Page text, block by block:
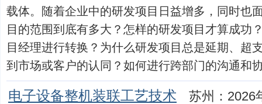
载体。随着企业中的研发项目日益增多，同时也
目的范围到底有多大？怎样的研发项目才算成功
目经理进行转换？为什么研发项目总是延期、超
到市场或客户的认同？如何进行跨部门的沟通和
电子设备整机装联工艺技术 苏州：2026